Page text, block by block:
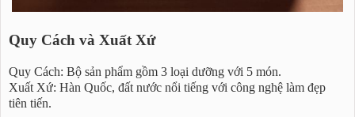
Quy Cách và Xuất Xứ
Quy Cách: Bộ sản phẩm gồm 3 loại dưỡng với 5 món.
Xuất Xứ: Hàn Quốc, đất nước nổi tiếng với công nghệ làm đẹp
tiên tiến.